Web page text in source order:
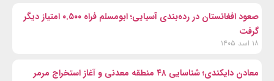
صعود افغانستان در رده‌بندی آسیایی؛ ابومسلم فراه ۰.۵۰۰ امتیاز دیگر
گرفت
۱۸ اسد ۱۴۰۵
معادن دایکندی؛ شناسایی ۴۸ منطقه معدنی و آغاز استخراج مرمر